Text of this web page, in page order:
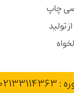
چاپ
تولید